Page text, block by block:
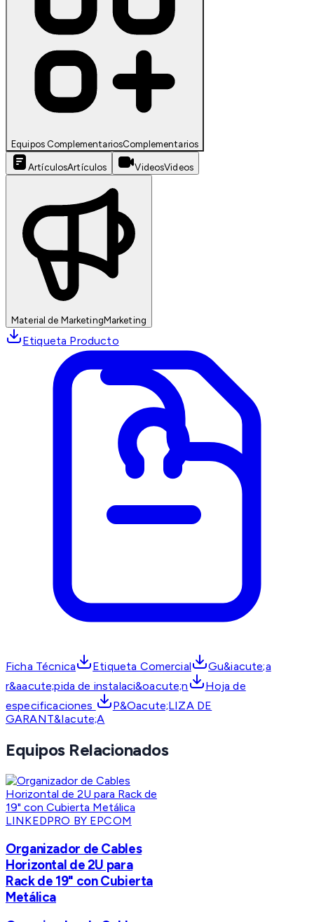
Equipos ComplementariosComplementarios
ArtículosArtículos VideosVideos
Material de MarketingMarketing
Etiqueta Producto
Ficha Técnica Etiqueta Comercial
Gu&iacute;a
r&aacute;pida de instalaci&oacute;n
Hoja de
especificaciones
P&Oacute;LIZA DE
GARANT&Iacute;A
Equipos Relacionados
LINKEDPRO BY EPCOM
Organizador de Cables
Horizontal de 2U para
Rack de 19" con Cubierta
Metálica